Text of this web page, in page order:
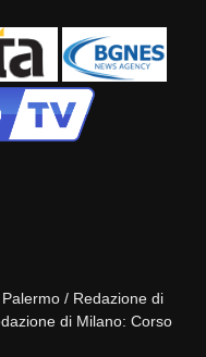
/ Redazione di
di Milano: Corso